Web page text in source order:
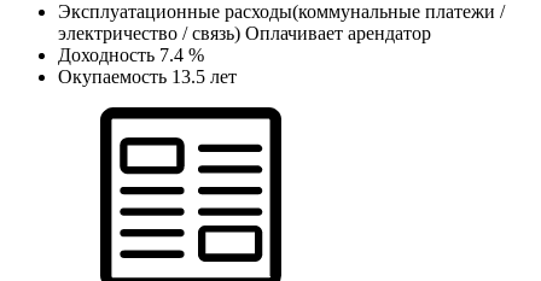
Эксплуатационные расходы(коммунальные платежи /
электричество / связь) Оплачивает арендатор
Доходность 7.4 %
Окупаемость 13.5 лет